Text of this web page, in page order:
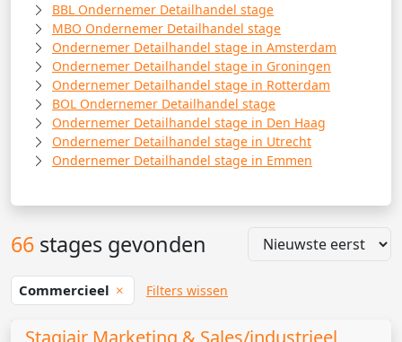
BBL Ondernemer Detailhandel stage
MBO Ondernemer Detailhandel stage
Ondernemer Detailhandel stage in Amsterdam
Ondernemer Detailhandel stage in Groningen
Ondernemer Detailhandel stage in Rotterdam
BOL Ondernemer Detailhandel stage
Ondernemer Detailhandel stage in Den Haag
Ondernemer Detailhandel stage in Utrecht
Ondernemer Detailhandel stage in Emmen
66 stages gevonden
Commercieel Filters wissen